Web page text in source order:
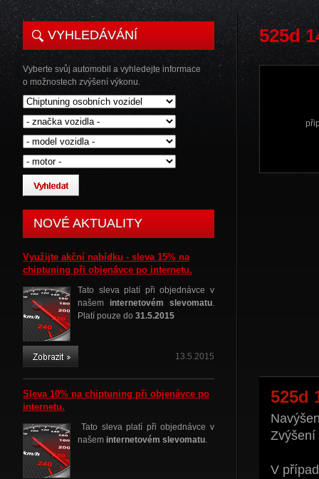
VYHLEDÁVÁNÍ
Vyberte svůj automobil a vyhledejte informace
o možnostech zvýšení výkonu.
NOVÉ AKTUALITY
Využijte akční nabídku - sleva 15% na
chiptuning při objenávce po internetu.
Tato sleva platí při objednávce v
našem internetovém slevomatu.
Platí pouze do 31.5.2015
13.5.2015
Sleva 10% na chiptuning při objenávce po
internetu.
Tato sleva platí při objednávce v
našem internetovém slevomatu.
525d
525d
Zvýšení
V